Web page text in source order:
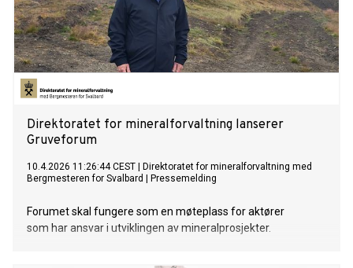
Direktoratet for mineralforvaltning lanserer
Gruveforum
10.4.2026 11:26:44 CEST
Direktoratet for mineralforvaltning med
Bergmesteren for Svalbard
Pressemelding
Forumet skal fungere som en møteplass for aktører
som har ansvar i utviklingen av mineralprosjekter.